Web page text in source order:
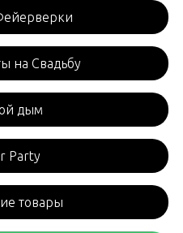
на Свадьбу
дым
Party
товары